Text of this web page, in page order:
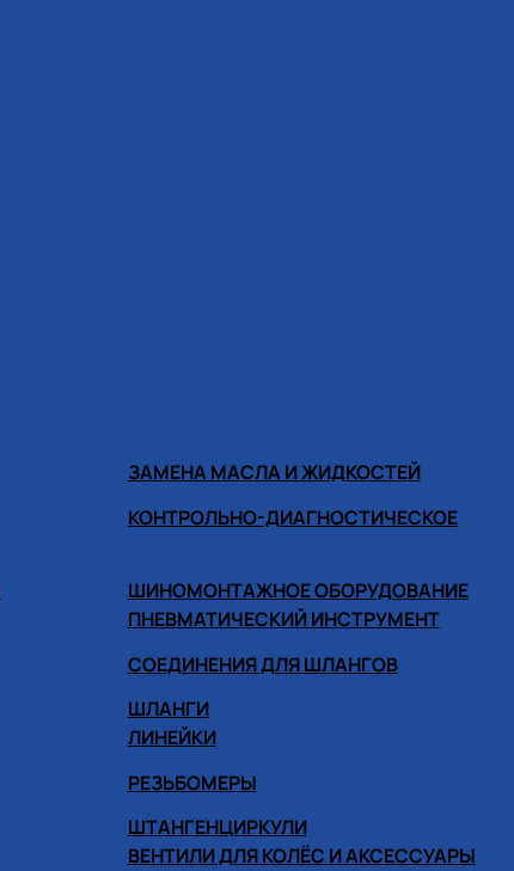
ЗАМЕНА МАСЛА И ЖИДКОСТЕЙ
КОНТРОЛЬНО-ДИАГНОСТИЧЕСКОЕ
ШИНОМОНТАЖНОЕ ОБОРУДОВАНИЕ
ПНЕВМАТИЧЕСКИЙ ИНСТРУМЕНТ
СОЕДИНЕНИЯ ДЛЯ ШЛАНГОВ
ШЛАНГИ
ЛИНЕЙКИ
РЕЗЬБОМЕРЫ
ШТАНГЕНЦИРКУЛИ
ВЕНТИЛИ ДЛЯ КОЛЁС И АКСЕССУАРЫ